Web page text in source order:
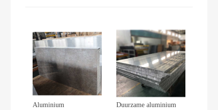
Aluminium
Duurzame aluminium